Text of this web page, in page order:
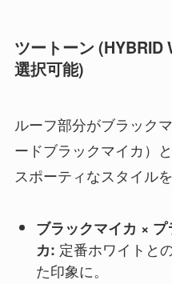
ツートーン
選択可能)
ルーフ部分がブラック
ードブラックマイカ）
スポーティなスタイル
ブラックマイカ ×
カ: 定番ホワイトと
た印象に。